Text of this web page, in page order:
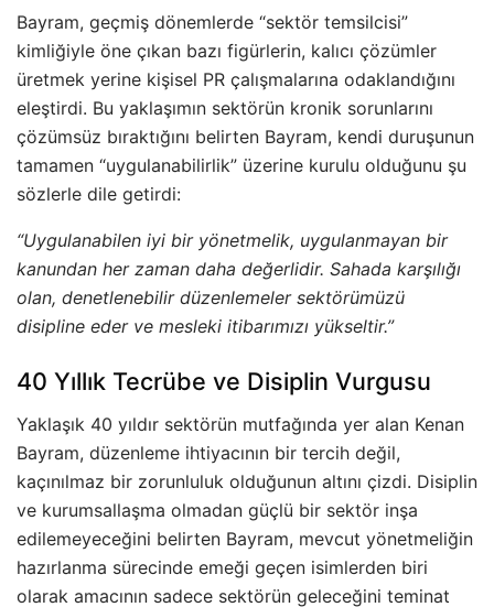
Bayram, geçmiş dönemlerde “sektör temsilcisi”
kimliğiyle öne çıkan bazı figürlerin, kalıcı çözümler
üretmek yerine kişisel PR çalışmalarına odaklandığını
eleştirdi. Bu yaklaşımın sektörün kronik sorunlarını
çözümsüz bıraktığını belirten Bayram, kendi duruşunun
tamamen “uygulanabilirlik” üzerine kurulu olduğunu şu
sözlerle dile getirdi:
“Uygulanabilen iyi bir yönetmelik, uygulanmayan bir
kanundan her zaman daha değerlidir. Sahada karşılığı
olan, denetlenebilir düzenlemeler sektörümüzü
disipline eder ve mesleki itibarımızı yükseltir.”
40 Yıllık Tecrübe ve Disiplin Vurgusu
Yaklaşık 40 yıldır sektörün mutfağında yer alan Kenan
Bayram, düzenleme ihtiyacının bir tercih değil,
kaçınılmaz bir zorunluluk olduğunun altını çizdi. Disiplin
ve kurumsallaşma olmadan güçlü bir sektör inşa
edilemeyeceğini belirten Bayram, mevcut yönetmeliğin
hazırlanma sürecinde emeği geçen isimlerden biri
olarak amacının sadece sektörün geleceğini teminat